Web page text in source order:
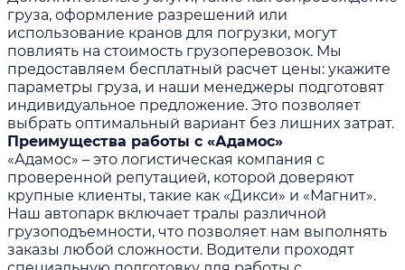
груза, оформление разрешений или
использование кранов для погрузки, могут
повлиять на стоимость грузоперевозок. Мы
предоставляем бесплатный расчет цены: укажите
параметры груза, и наши менеджеры подготовят
индивидуальное предложение. Это позволяет
выбрать оптимальный вариант без лишних затрат.
Преимущества работы с «Адамос»
«Адамос» – это логистическая компания с
проверенной репутацией, которой доверяют
крупные клиенты, такие как «Дикси» и «Магнит».
Наш автопарк включает тралы различной
грузоподъемности, что позволяет нам выполнять
заказы любой сложности. Водители проходят